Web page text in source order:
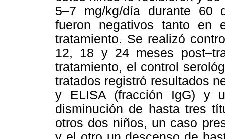
5–7 mg/kg/día durante 60
fueron negativos tanto en
tratamiento. Se realizó
12, 18 y 24 meses
tratamiento, el control
tratados registró resultados
y ELISA (fracción IgG) y
disminución de hasta tres
otros dos niños, un caso